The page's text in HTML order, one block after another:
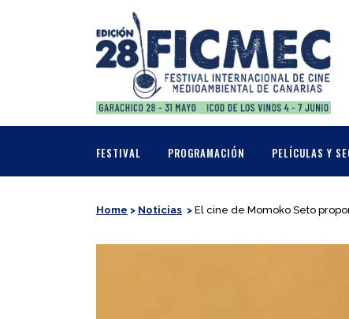
FESTIVAL PROGRAMACIÓN PELÍCULAS Y
Home > Noticias > El cine de Momoko Seto